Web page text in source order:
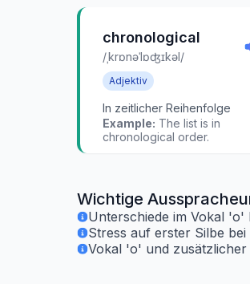
chronological
/ˌkrɒnəˈlɒʤɪkəl/
Adjektiv
In zeitlicher Reihenfolge
Example: The list is in
chronological order.
Wichtige
Unterschiede im Vokal
Stress auf erster Silbe
Vokal 'o' und